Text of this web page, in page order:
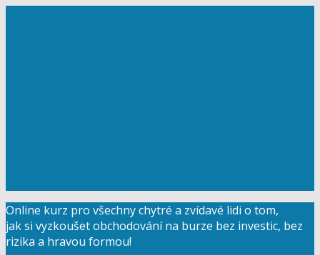
Online kurz pro všechny chytré a zvídavé lidi o tom,
jak si vyzkoušet obchodování na burze bez investic, bez
rizika a hravou formou!